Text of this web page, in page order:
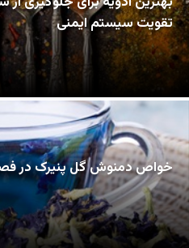
تقویت سیستم ایمنی
خواص دمنوش گل پنیرک در